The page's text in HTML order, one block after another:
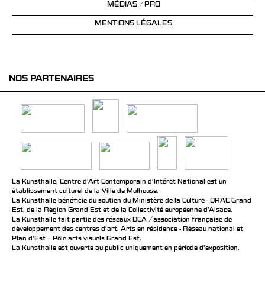
MÉDIAS / PRO
MENTIONS LÉGALES
NOS PARTENAIRES
La Kunsthalle, Centre d’Art Contemporain d’Intérêt National est un
établissement culturel de la Ville de Mulhouse.
La Kunsthalle bénéficie du soutien du Ministère de la Culture - DRAC Grand
Est, de la Région Grand Est et de la Collectivité européenne d’Alsace.
La Kunsthalle fait partie des réseaux DCA / association française de
développement des centres d'art, Arts en résidence - Réseau national et
Plan d’Est – Pôle arts visuels Grand Est.
La Kunsthalle est ouverte au public uniquement en période d'exposition.